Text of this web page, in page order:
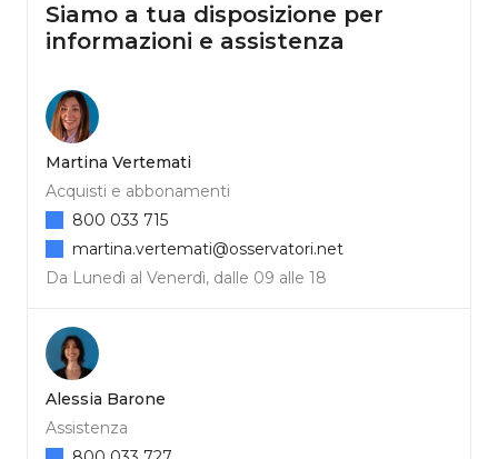
Siamo a tua disposizione per
informazioni e assistenza
Martina Vertemati
Acquisti e abbonamenti
Da Lunedì al Venerdì, dalle 09 alle 18
800 033 715
martina.vertemati@osservatori.net
Alessia Barone
Assistenza